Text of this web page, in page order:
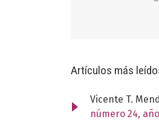
Artículos más
Vicente T.
número 24,